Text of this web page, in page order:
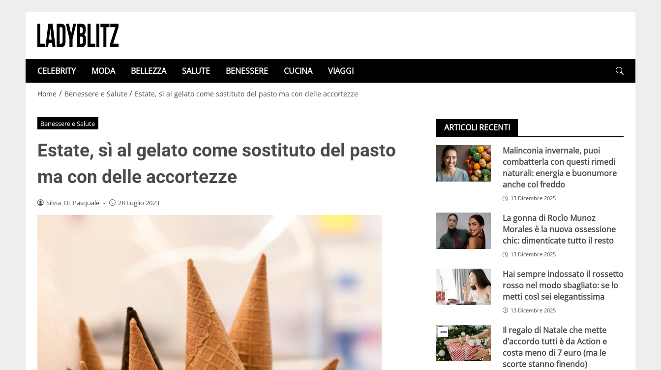
CELEBRITY MODA BELLEZZA SALUTE BENESSERE CUCINA VIAGGI
Home / Benessere e Salute / Estate, sì al gelato come sostituto del pasto ma con delle accortezze
Benessere e Salute
Estate, sì al gelato come sostituto del pasto
ma con delle accortezze
Silvia_Di_Pasquale - 28 Luglio 2023
ARTICOLI RECENTI
Malinconia invernale, puoi
combatterla con questi rimedi
naturali: energia e buonumore
anche col freddo
13 Dicembre 2025
La gonna di Rocìo Munoz
Morales è la nuova ossessione
chic: dimenticate tutto il resto
13 Dicembre 2025
Hai sempre indossato il rossetto
rosso nel modo sbagliato: se lo
metti così sei elegantissima
13 Dicembre 2025
Il regalo di Natale che mette
d’accordo tutti è da Action e
costa meno di 7 euro (ma le
scorte stanno finendo)